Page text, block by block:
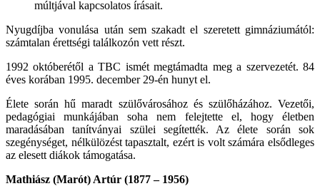
múltjával kapcsolatos írásait.
Nyugdíjba vonulása után sem szakadt el szeretett gimnáziumától:
számtalan érettségi találkozón vett részt.
1992 októberétől a TBC ismét megtámadta meg a szervezetét. 84
éves korában 1995. december 29-én hunyt el.
Élete során hű maradt szülővárosához és szülőházához. Vezetői,
pedagógiai munkájában soha nem felejtette el, hogy életben
maradásában tanítványai szülei segítették. Az élete során sok
szegénységet, nélkülözést tapasztalt, ezért is volt számára elsődleges
az elesett diákok támogatása.
Mathiász (Marót) Artúr (1877 – 1956)